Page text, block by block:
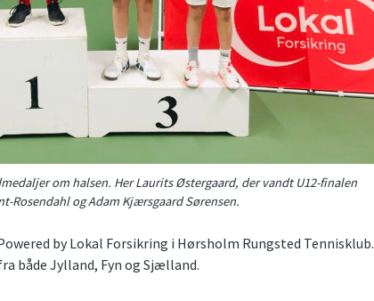
om halsen. Her Laurits Østergaard, der vandt U12-finalen
Rosendahl og Adam Kjærsgaard Sørensen.
by Lokal Forsikring i Hørsholm Rungsted Tennisklub.
både Jylland, Fyn og Sjælland.